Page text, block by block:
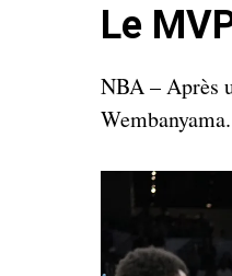
Le
NBA – Après
Wembanyama.